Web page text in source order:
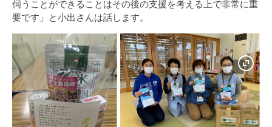
伺うことができることはその後の支援を考える上で非常に重
要です」と小出さんは話します。